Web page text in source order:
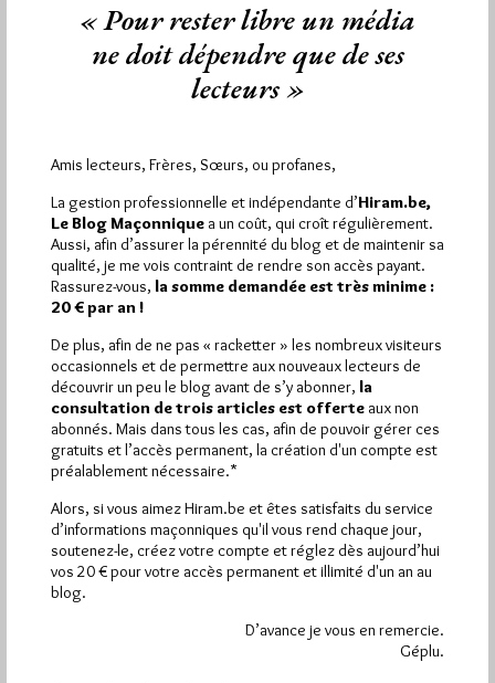
Le dernier livre d'Alain Bauer, ancien Grand Maitre du GODF
(2000-2003) et professeur de criminologie, qu'on ne présente
plus, Comment…
Hier samedi 8 août 2026, Hiram.be a reçu1 698 visites
et2 926 pages ont été lues (Source : Pirsch.io)
Plus d’informations
Quels sont les articles les plus lus du blog ?
Abonnement aux Newsletters - RSS
« Pour rester libre un média
ne doit dépendre que de ses
lecteurs »
Amis lecteurs, Frères, Sœurs, ou profanes,
La gestion professionnelle et indépendante d’Hiram.be,
Le Blog Maçonnique a un coût, qui croît régulièrement.
Aussi, afin d’assurer la pérennité du blog et de maintenir sa
qualité, je me vois contraint de rendre son accès payant.
Rassurez-vous, la somme demandée est très minime :
20 € par an !
De plus, afin de ne pas « racketter » les nombreux visiteurs
occasionnels et de permettre aux nouveaux lecteurs de
découvrir un peu le blog avant de s’y abonner, la
consultation de trois articles est offerte aux non
abonnés. Mais dans tous les cas, afin de pouvoir gérer ces
gratuits et l’accès permanent, la création d'un compte est
préalablement nécessaire.*
Alors, si vous aimez Hiram.be et êtes satisfaits du service
d’informations maçonniques qu'il vous rend chaque jour,
soutenez-le, créez votre compte et réglez dès aujourd’hui
vos 20 € pour votre accès permanent et illimité d'un an au
blog.
D’avance je vous en remercie.
Géplu.